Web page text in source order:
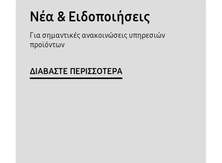
Νέα & Ειδοποιήσεις
Για σημαντικές ανακοινώσεις υπηρεσιών
προϊόντων
ΔΙΑΒΑΣΤΕ ΠΕΡΙΣΣΟΤΕΡΑ